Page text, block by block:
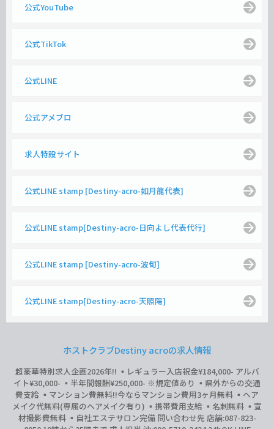
公式YouTube
公式TikTok
公式LINE
公式アメブロ
求人特設サイト
公式LINE stamp [Destiny-acro-如月龍代表]
公式LINE stamp[Destiny-acro-日向よし代表代行]
公式LINE stamp [Destiny-acro-波旬]
公式LINE stamp[Destiny-acro-天照陽]
ホストクラブDestiny acroの求人情報
超豪華特別求人企画2026年‼︎ ▪️レギュラー入店祝金¥184,000- アルバ
イト¥30,000- ▪️半年間報酬¥250,000- ※規定値あり ▪️県外からの交通
費支給 ▪️マンション費無料‼︎今ならマンション費用3ヶ月無料 ▪️ヘア
メイク代無料(専属のヘアメイク有り) ▪️携帯費用支給 ▪️名刺無料 ▪️宣
材撮影費無料 ▪️自社エステサロン完備 問い合わせ先 店舗:087-823-